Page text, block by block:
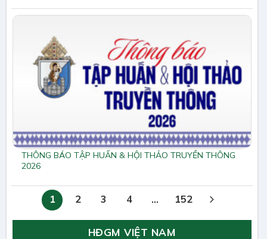
THÔNG BÁO TẬP HUẤN & HỘI THẢO TRUYỀN THÔNG
2026
1 2 3 4 … 152
HĐGM VIỆT NAM